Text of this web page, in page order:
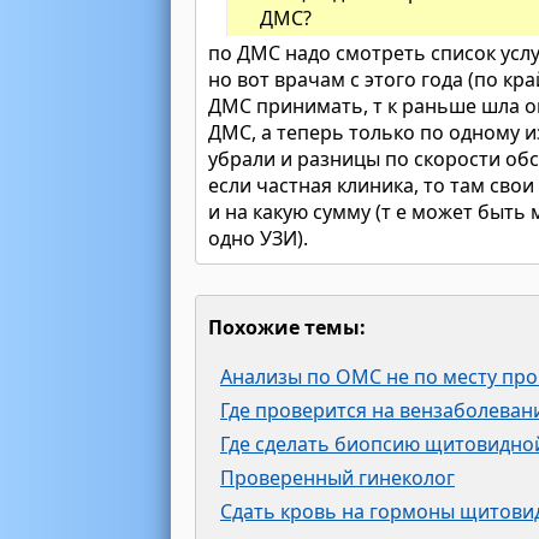
ДМС?
по ДМС надо смотреть список
но вот врачам с этого года (по
ДМС принимать, т к раньше шла
ДМС, а теперь только по одному
убрали и разницы по скорости
если частная клиника, то там
и на какую сумму (т е может быть
одно УЗИ).
Похожие темы:
Анализы по ОМС не по месту
Где проверится на
Где сделать биопсию
Проверенный гинеколог
Сдать кровь на гормоны